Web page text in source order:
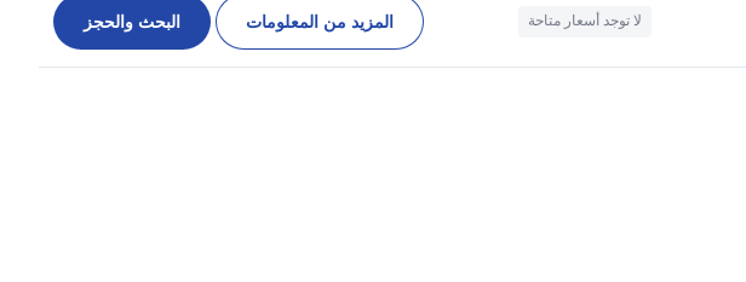
لا توجد أسعار متاحة المزيد من المعلومات البحث والحجز